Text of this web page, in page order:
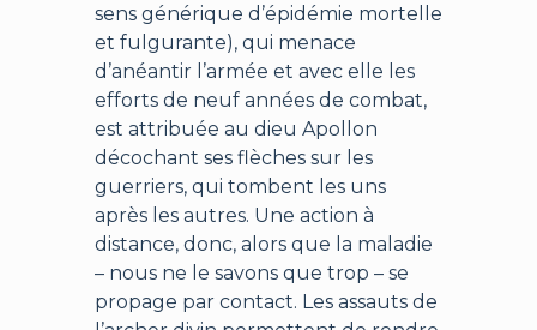
sens générique d’épidémie mortelle
et fulgurante), qui menace
d’anéantir l’armée et avec elle les
efforts de neuf années de combat,
est attribuée au dieu Apollon
décochant ses flèches sur les
guerriers, qui tombent les uns
après les autres. Une action à
distance, donc, alors que la maladie
– nous ne le savons que trop – se
propage par contact. Les assauts de